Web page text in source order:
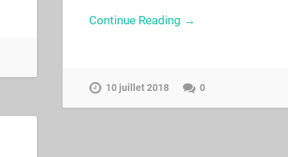
Continue Reading →
10 juillet 2018 0